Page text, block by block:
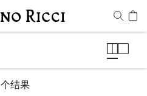
个结果